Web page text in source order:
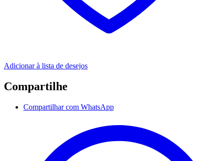
Adicionar à lista de desejos
Compartilhe
Compartilhar com WhatsApp